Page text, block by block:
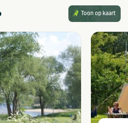
Toon op kaart